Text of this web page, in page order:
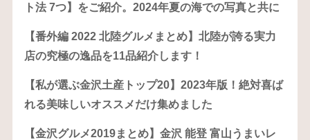
ト法 7つ】をご紹介。2024年夏の海での写真と共に
【番外編 2022 北陸グルメまとめ】北陸が誇る実力
店の究極の逸品を11品紹介します！
【私が選ぶ金沢土産トップ20】2023年版！絶対喜ば
れる美味しいオススメだけ集めました
【金沢グルメ2019まとめ】金沢 能登 富山うまいレ